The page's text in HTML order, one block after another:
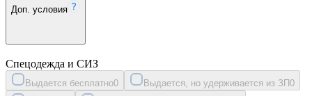
Доп. условия
Спецодежда и СИЗ
Выдается бесплатно0 Выдается, но удерживается из ЗП0